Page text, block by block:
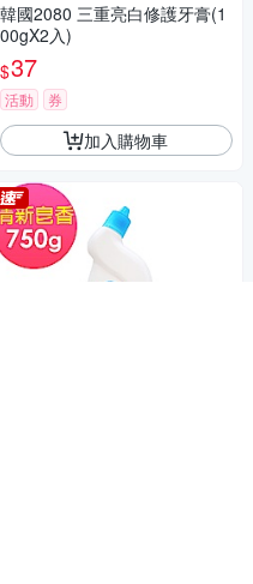
韓國2080 三重亮白修護牙膏(1
00gX2入)
$37
活動 券
加入購物車